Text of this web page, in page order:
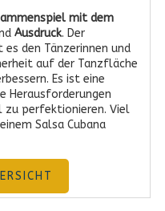
mit dem
Ausdruck. Der
den Tänzerinnen und
auf der Tanzfläche
Es ist eine
Herausforderungen
zu perfektionieren. Viel
Salsa Cubana